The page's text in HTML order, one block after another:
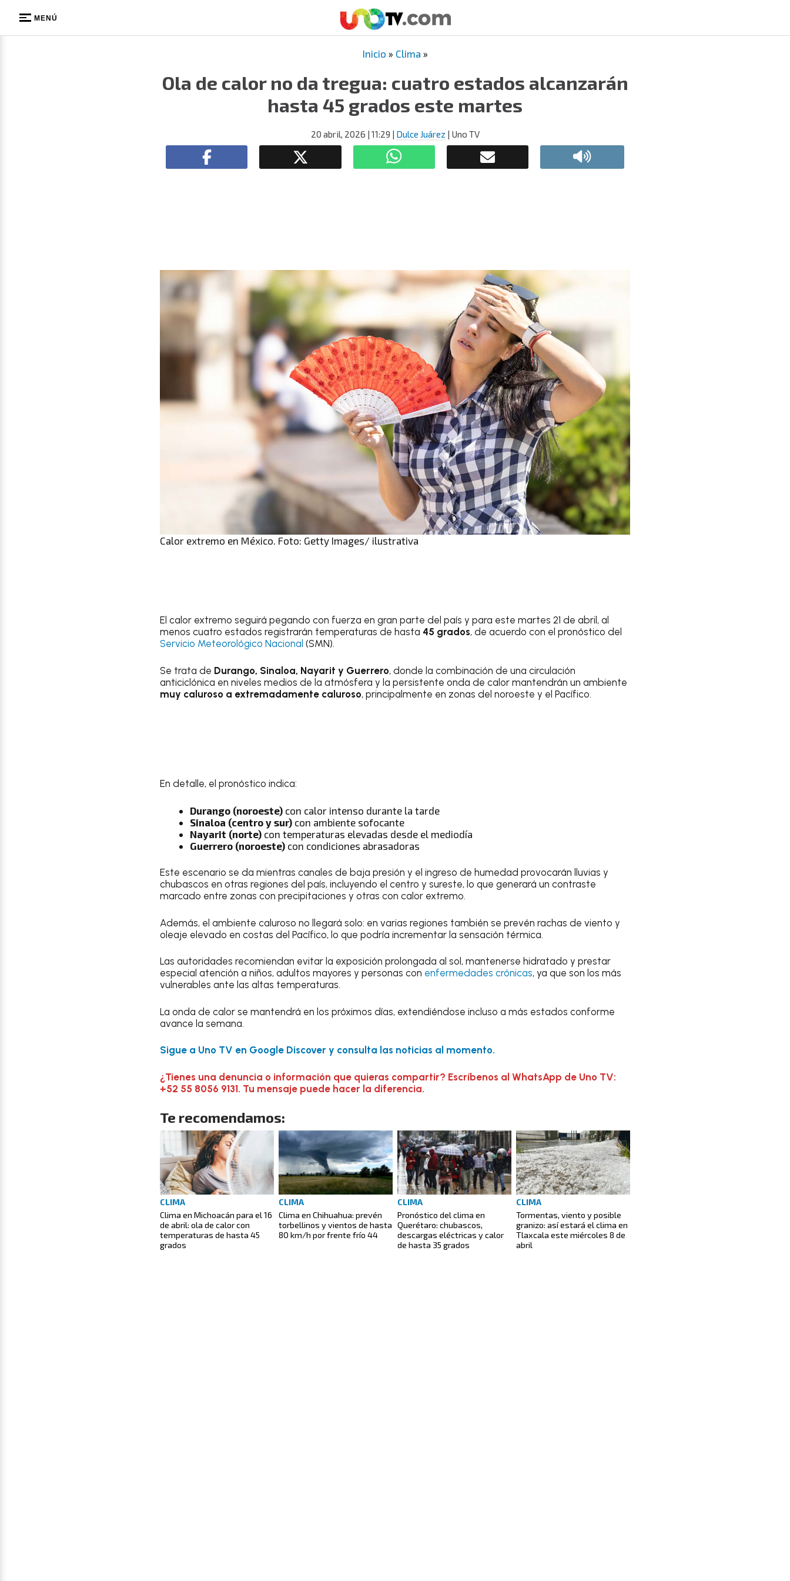
MENÚ
Inicio » Clima »
Ola de calor no da tregua: cuatro estados alcanzarán
hasta 45 grados este martes
20 abril, 2026 | 11:29 | Dulce Juárez | Uno TV
Calor extremo en México. Foto: Getty Images/ ilustrativa
El calor extremo seguirá pegando con fuerza en gran parte del país y para este martes 21 de abril, al
menos cuatro estados registrarán temperaturas de hasta 45 grados, de acuerdo con el pronóstico del
Servicio Meteorológico Nacional (SMN).
Se trata de Durango, Sinaloa, Nayarit y Guerrero, donde la combinación de una circulación
anticiclónica en niveles medios de la atmósfera y la persistente onda de calor mantendrán un ambiente
muy caluroso a extremadamente caluroso, principalmente en zonas del noroeste y el Pacífico.
En detalle, el pronóstico indica:
Durango (noroeste) con calor intenso durante la tarde
Sinaloa (centro y sur) con ambiente sofocante
Nayarit (norte) con temperaturas elevadas desde el mediodía
Guerrero (noroeste) con condiciones abrasadoras
Este escenario se da mientras canales de baja presión y el ingreso de humedad provocarán lluvias y
chubascos en otras regiones del país, incluyendo el centro y sureste, lo que generará un contraste
marcado entre zonas con precipitaciones y otras con calor extremo.
Además, el ambiente caluroso no llegará solo: en varias regiones también se prevén rachas de viento y
oleaje elevado en costas del Pacífico, lo que podría incrementar la sensación térmica.
Las autoridades recomiendan evitar la exposición prolongada al sol, mantenerse hidratado y prestar
especial atención a niños, adultos mayores y personas con enfermedades crónicas, ya que son los más
vulnerables ante las altas temperaturas.
La onda de calor se mantendrá en los próximos días, extendiéndose incluso a más estados conforme
avance la semana.
Sigue a Uno TV en Google Discover y consulta las noticias al momento.
¿Tienes una denuncia o información que quieras compartir? Escríbenos al WhatsApp de Uno TV:
+52 55 8056 9131. Tu mensaje puede hacer la diferencia.
Te recomendamos:
CLIMA
Clima en Michoacán para el 16
de abril: ola de calor con
temperaturas de hasta 45
grados
CLIMA
Clima en Chihuahua: prevén
torbellinos y vientos de hasta
80 km/h por frente frío 44
CLIMA
Pronóstico del clima en
Querétaro: chubascos,
descargas eléctricas y calor
de hasta 35 grados
CLIMA
Tormentas, viento y posible
granizo: así estará el clima en
Tlaxcala este miércoles 8 de
abril